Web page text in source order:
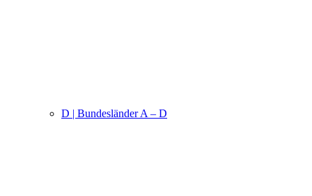
D | Bundesländer A – D